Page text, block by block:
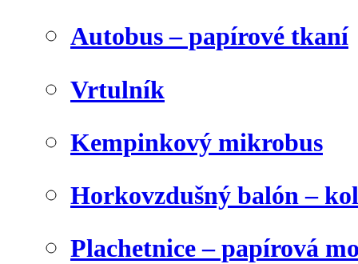
Autobus – papírové tkaní
Vrtulník
Kempinkový mikrobus
Horkovzdušný balón –
Plachetnice – papírová